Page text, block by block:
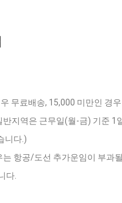
무료배송, 15,000 미만인 경
지역은 근무일(월-금) 기준
니다.)
항공/도선 추가운임이 부과
다.